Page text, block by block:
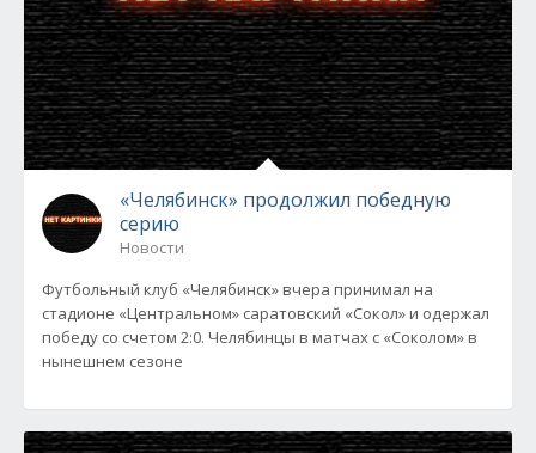
«Челябинск» продолжил победную
серию
Новости
Футбольный клуб «Челябинск» вчера принимал на
стадионе «Центральном» саратовский «Сокол» и одержал
победу со счетом 2:0. Челябинцы в матчах с «Соколом» в
нынешнем сезоне